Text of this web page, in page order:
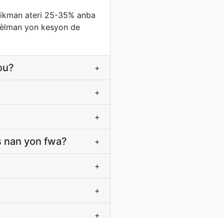
ateri 25-35% anba
yon kesyon de
+
+
+
nan yon fwa? +
+
+
+